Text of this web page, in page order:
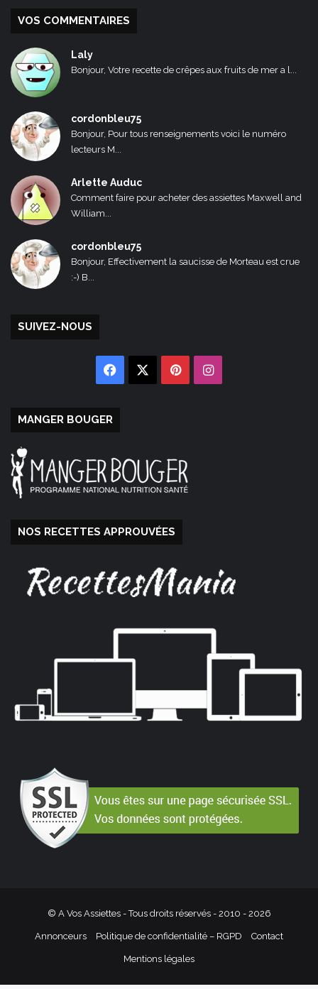
VOS COMMENTAIRES
Laly
Bonjour, Votre recette de crêpes aux fruits de mer a l...
cordonbleu75
Bonjour, Pour tous renseignements voici le numéro
lecteurs M...
Arlette Auduc
Comment faire pour acheter des assiettes Maxwell and
William...
cordonbleu75
Bonjour, Effectivement la saucisse de Morteau est crue
:-) B...
SUIVEZ-NOUS
Facebook PinterestInstagram
MANGER BOUGER
NOS RECETTES APPROUVÉES
© A Vos Assiettes - Tous droits réservés - 2010 - 2026
Annonceurs Politique de confidentialité – RGPD Contact
Mentions légales